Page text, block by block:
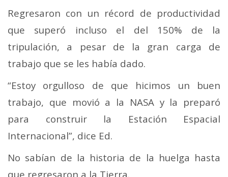
Regresaron con un récord de productividad
que superó incluso el del 150% de la
tripulación, a pesar de la gran carga de
trabajo que se les había dado.
“Estoy orgulloso de que hicimos un buen
trabajo, que movió a la NASA y la preparó
para construir la Estación Espacial
Internacional”, dice Ed.
No sabían de la historia de la huelga hasta
que regresaron a la Tierra.